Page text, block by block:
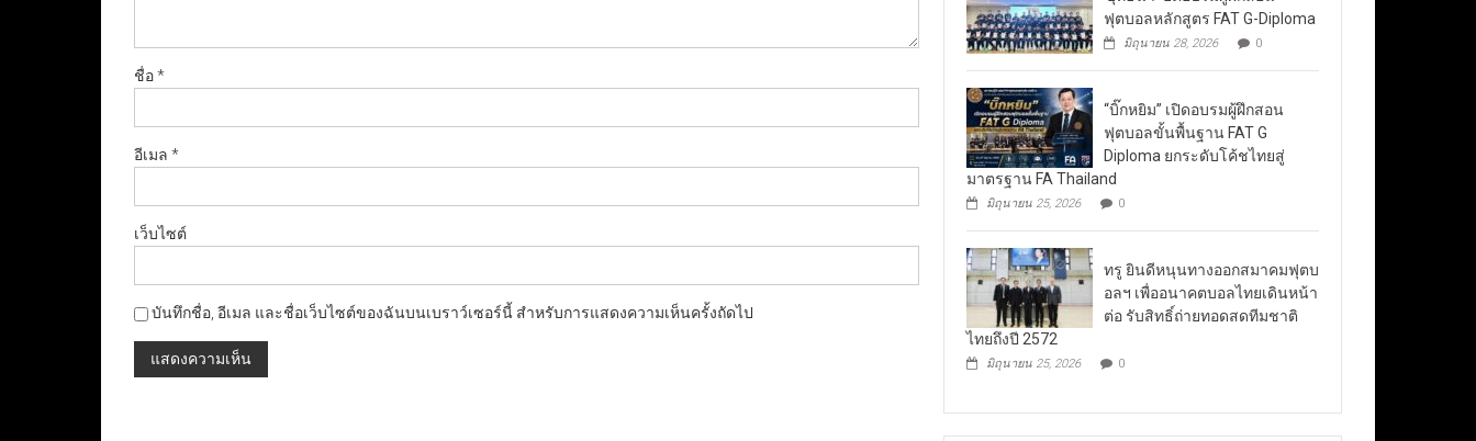
ชื่อ*
อีเมล *
เว็บไซต์
บันทึกชื่อ, อีเมล และชื่อเว็บไซต์ของฉันบนเบราว์เซอร์นี้ สำหรับการแสดงความเห็นครั้งถัดไป
ฟุตบอลหลักสูตร FAT G-Diploma
มิถุนายน 28, 2026 0
“บิ๊กหยิม” เปิดอบรมผู้ฝึกสอน
ฟุตบอลขั้นพื้นฐาน FAT G
Diploma ยกระดับโค้ชไทยสู่
มาตรฐาน FA Thailand
มิถุนายน 25, 2026 0
ทรู ยินดีหนุนทางออกสมาคมฟุตบ
อลฯ เพื่ออนาคตบอลไทยเดินหน้า
ต่อ รับสิทธิ์ถ่ายทอดสดทีมชาติ
ไทยถึงปี 2572
มิถุนายน 25, 2026 0